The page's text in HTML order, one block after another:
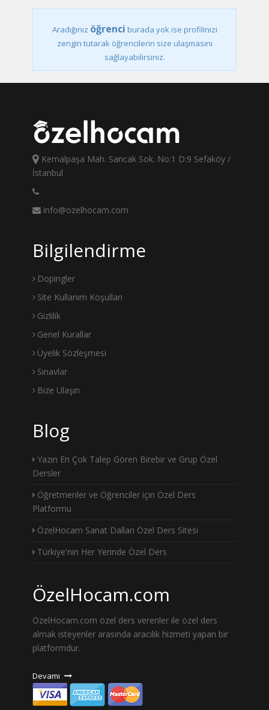
Aradığınız öğrenci burada yok ise profilinizi
zengin tutarak öğrencilerin size ulaşmasını
sağlayabilirsiniz.
Kemalpaşa Mah. Sancak Sok. No:1 D:9 Sefaköy /
İstanbul
info@ozelhocam.com
Bilgilendirme
Dopingler
Site Kullanım Koşulları
Gizlilik
Genel Kurallar
Üyelik Sözleşmesi
Sınavlar
Bize Ulaşın
Blog
Yazın En Çok Talep Gören Birebir ve Grup Özel
Dersler
Öğretmenler ve Öğrenciler için Özel Ders
Platformu
ÖzelHocam Sanat Dalları Özel Ders Sitesi
Türkiye'nin Her Yerinde Özel Ders
ÖzelHocam.com
ÖzelHocam.com özel ders verenler ile özel ders
almak isteyenler arasında aracılık hizmeti yapan bir
platformdur.
Devamı